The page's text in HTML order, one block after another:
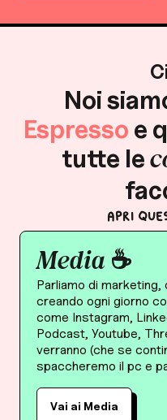
Noi
Espresso e
tutte le
Apri
Media ☕️
Parliamo di marketing,
creando ogni giorno
come Instagram,
Podcast, Youtube,
verranno (che se
spaccheremo il pc e
Vai ai Media